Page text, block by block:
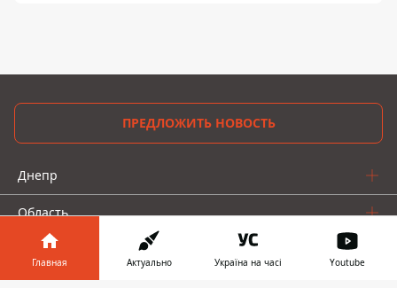
ПРЕДЛОЖИТЬ НОВОСТЬ
Днепр
Область
Украина
Главная Актуально Україна на часі Youtube